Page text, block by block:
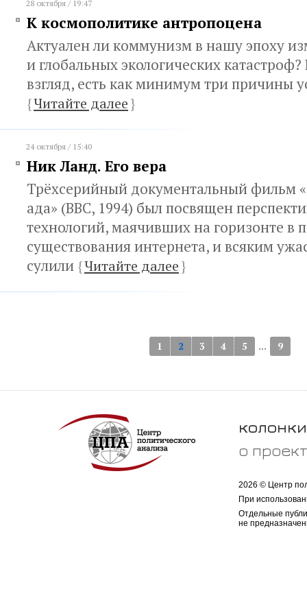
28 октября / 19:47
К космополитике антропоцена
Актуален ли коммунизм в нашу эпоху
и глобальных экологических
взгляд, есть как минимум три причины
{Читайте далее}
24 октября / 15:40
Ник Ланд. Его вера
Трёхсерийный документальный фильм
ада» (BBC, 1994) был посвящен
технологий, маячивших на горизонте в
существования интернета, и всяким
сулили {Читайте далее}
1 2 3 4 5 ... 9
колонки
о
2026 © Центр
При
Отдельные
не